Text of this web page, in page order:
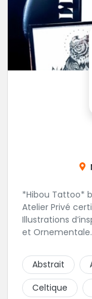
*Hibou Tattoo* by Leeloo.
Atelier Privé certifié Vegan.
Illustrations
et
de l’Atelier :
https://
Abstrait
Celtique